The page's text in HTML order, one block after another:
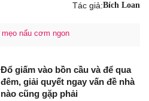
Tác giả:Bích Loan
mẹo nấu cơm ngon
Đổ giấm vào bồn cầu và để qua
đêm, giải quyết ngay vấn đề nhà
nào cũng gặp phải